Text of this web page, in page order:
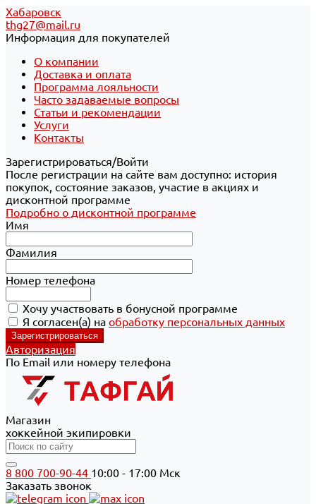
Хабаровск
thg27@mail.ru
Информация для покупателей
О компании
Доставка и оплата
Программа лояльности
Часто задаваемые вопросы
Статьи и рекомендации
Услуги
Контакты
Зарегистрироваться/Войти
После регистрации на сайте вам доступно: история
покупок, состояние заказов, участие в акциях и
дисконтной программе
Подробно о дисконтной программе
Имя
Фамилия
Номер телефона
Хочу участвовать в бонусной программе
Я согласен(а) на обработку персональных данных
Авторизация
По Email или номеру телефона
Магазин
хоккейной экипировки
8 800 700-90-44 10:00 - 17:00 Мск
Заказать звонок